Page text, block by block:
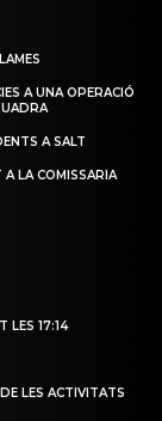
A UNA OPERACIÓ
A SALT
A LA COMISSARIA
LES 17:14
LES ACTIVITATS